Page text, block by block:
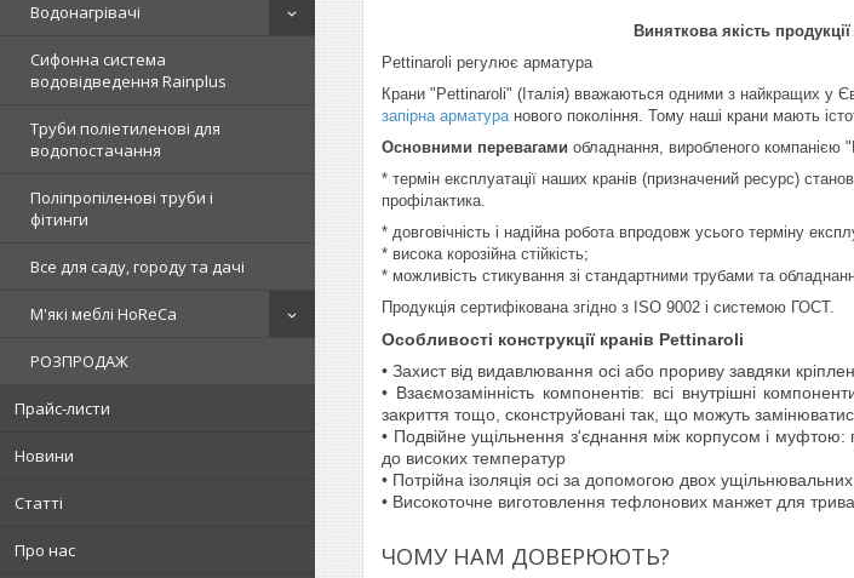
Водонагрівачі
Сифонна система
водовідведення Rainplus
Труби поліетиленові для
водопостачання
Поліпропіленові труби і
фітинги
Все для саду, городу та дачі
М'які меблі HoReCa
РОЗПРОДАЖ
Прайс-листи
Новини
Статті
Про нас
Виняткова якість
Pettinaroli регулює арматура
Крани "Pettinaroli" (Італія) вважаються одними з найкращих у
запірна арматуранового покоління. Тому наші крани мають
Основними перевагами обладнання, виробленого компанією
* термін експлуатації наших кранів (призначений ресурс)
профілактика.
* довговічність і надійна робота впродовж усього терміну
* висока корозійна стійкість;
* можливість стикування зі стандартними трубами та
Продукція сертифікована згідно з ISO 9002 і системою ГОСТ.
Особливості конструкції кранів Pettinaroli
• Захист від видавлювання осі або прориву завдяки
• Взаємозамінність компонентів: всі внутрішні
закриття тощо, сконструйовані так, що можуть
• Подвійне ущільнення з'єднання між корпусом і муфтою:
до високих температур
• Потрійна ізоляція осі за допомогою двох
• Високоточне виготовлення тефлонових манжет для
ЧОМУ НАМ ДОВЕРЮЮТЬ?